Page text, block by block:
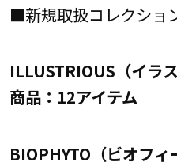
■新規取扱コレクショ
ILLUSTRIOUS（イラ
商品：12アイテム
BIOPHYTO（ビオフィ